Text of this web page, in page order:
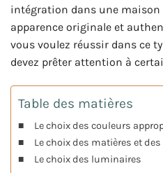
intégration dans une maison
apparence originale et
vous voulez réussir dans ce
devez prêter attention à
Table des matières
Le choix des couleurs
Le choix des matières et
Le choix des luminaires